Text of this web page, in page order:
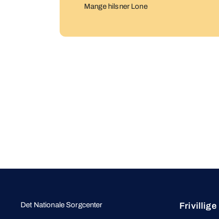
Mange hilsner Lone
Det Nationale Sorgcenter Frivillige